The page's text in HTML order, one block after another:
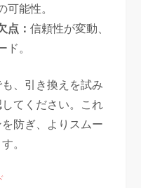
能性。
点：信頼性が変動、
。
、引き換えを試み
てください。これ
防ぎ、よりスムー
。